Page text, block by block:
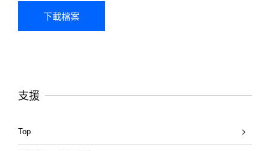
支援
Top